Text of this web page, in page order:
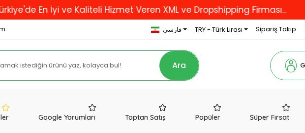
İyi ve Kaliteli Hizmet Veren XML ve Dropshipping Firması...
فارسی TRY - Türk Lirası Sipariş Takip
Ara
Google Yorumları Toptan Satış Popüler Süper Fırsat